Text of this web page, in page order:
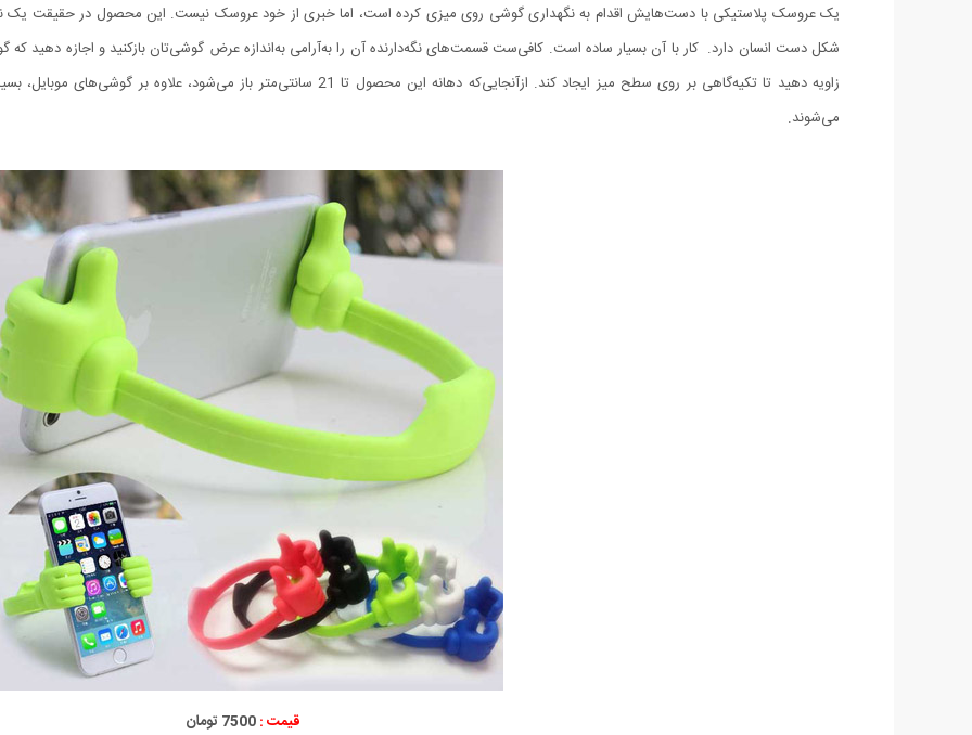
یک عروسک پلاستیکی با دست‌هایش اقدام به نگهداری گوشی روی میزی کرده است، اما خبری از خود عروسک نیست. این محصول در حقیقت یک
شکل دست انسان دارد. کار با آن بسیار ساده است. کافی‌ست قسمت‌های نگه‌دارنده آن را به‌آرامی به‌اندازه عرض گوشی‌تان بازکنید و اجازه دهید
زاویه دهید تا تکیه‌گاهی بر روی سطح میز ایجاد کند. ازآنجایی‌که دهانه این محصول تا 21
می‌شوند.
قیمت :7500 تومان